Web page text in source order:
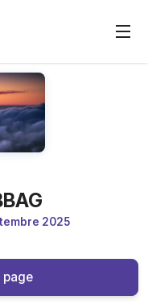
2025
page